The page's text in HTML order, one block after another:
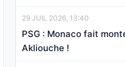
29 JUIL 2026, 13:40
PSG : Monaco fait
Akliouche !